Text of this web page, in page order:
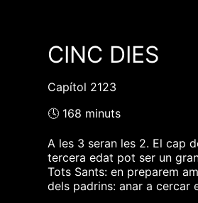
CINC DIES
Capítol 2123
🕓 168 minuts
A les 3 seran les 2. El cap
tercera edat pot ser un
Tots Sants: en preparem
dels padrins: anar a cercar